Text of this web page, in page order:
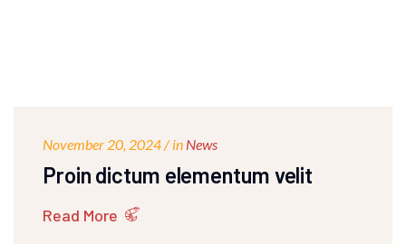
November 20, 2024 / in News
Proin dictum elementum velit
Read More